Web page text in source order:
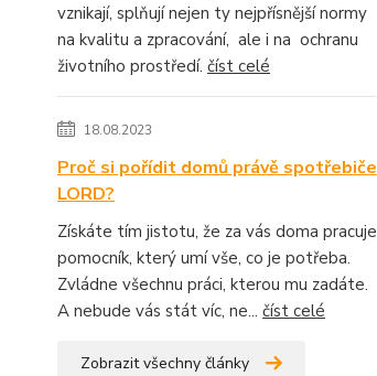
vznikají, splňují nejen ty nejpřísnější normy
na kvalitu a zpracování, ale i na ochranu
životního prostředí. číst celé
18.08.2023
Proč si pořídit domů právě spotřebiče
LORD?
Získáte tím jistotu, že za vás doma pracuje
pomocník, který umí vše, co je potřeba.
Zvládne všechnu práci, kterou mu zadáte.
A nebude vás stát víc, ne... číst celé
Zobrazit všechny články